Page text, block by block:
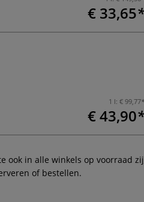
€ 33,65
1 l:€ 99,77
€ 43,90
ook in alle winkels op voorraad
of bestellen.